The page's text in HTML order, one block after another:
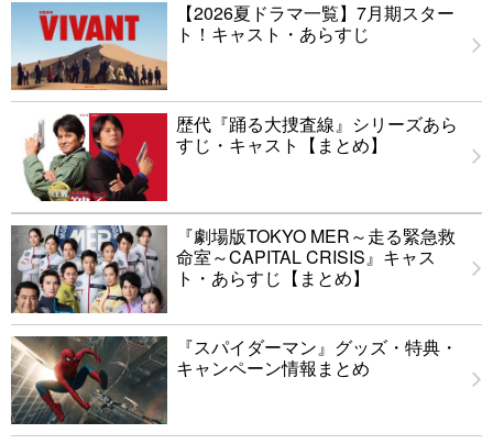
【2026夏ドラマ一覧】7月期スター
ト！キャスト・あらすじ
歴代『踊る大捜査線』シリーズあら
すじ・キャスト【まとめ】
『劇場版TOKYO MER～走る緊急救
命室～CAPITAL CRISIS』キャス
ト・あらすじ【まとめ】
『スパイダーマン』グッズ・特典・
キャンペーン情報まとめ